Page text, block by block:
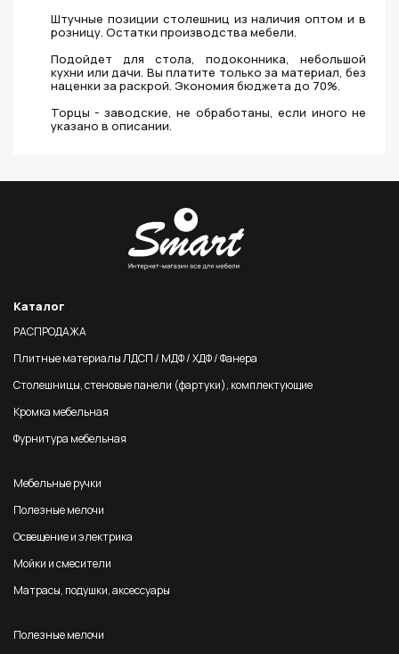
Штучные позиции столешниц из наличия оптом и в
розницу. Остатки производства мебели.
Подойдет для стола, подоконника, небольшой
кухни или дачи. Вы платите только за материал, без
наценки за раскрой. Экономия бюджета до 70%.
Торцы - заводские, не обработаны, если иного не
указано в описании.
Каталог
РАСПРОДАЖА
Плитные материалы ЛДСП / МДФ / ХДФ / Фанера
Столешницы, стеновые панели (фартуки), комплектующие
Кромка мебельная
Фурнитура мебельная
Мебельные ручки
Полезные мелочи
Освещение и электрика
Мойки и смесители
Матрасы, подушки, аксессуары
Полезные мелочи